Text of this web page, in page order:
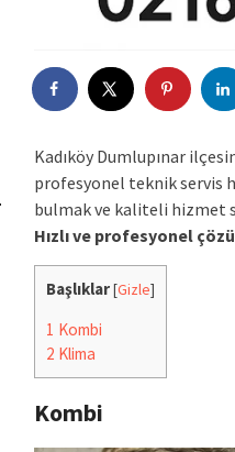
Kadıköy Dumlupınar
profesyonel teknik servis
bulmak ve kaliteli hizmet
Hızlı ve profesyonel
Başlıklar[Gizle]
1 Kombi
2 Klima
Kombi